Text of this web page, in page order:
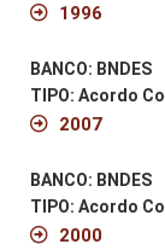
1996
BANCO: BNDES
TIPO: Acordo
2007
BANCO: BNDES
TIPO: Acordo
2000